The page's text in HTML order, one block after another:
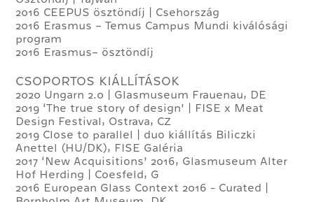
2016 CEEPUS ösztöndíj | Csehország
2016 Erasmus + Temus Campus Mundi kiválósági
program
2016 Erasmus+ ösztöndíj
CSOPORTOS KIÁLLÍTÁSOK
2020 Ungarn 2.0 | Glasmuseum Frauenau, DE
2019 ‘The true story of design’ | FISE x Meat
Design Festival, Ostrava, CZ
2019 Close to parallel | duo kiállítás Biliczki
Anettel (HU/DK), FISE Galéria
2017 ‘New Acquisitions’ 2016, Glasmuseum Alter
Hof Herding | Coesfeld, G
2016 European Glass Context 2016 - Curated |